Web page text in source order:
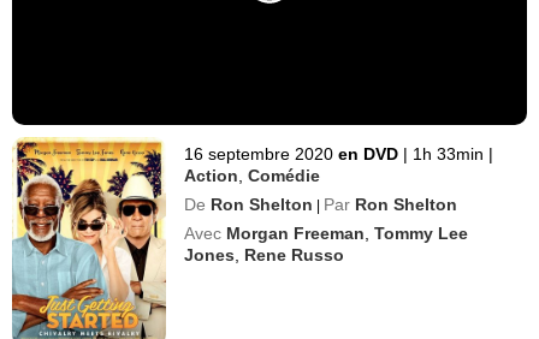
16 septembre 2020 en DVD | 1h 33min |
Action ,Comédie
De Ron Shelton | Par Ron Shelton
Avec Morgan Freeman ,Tommy Lee
Jones
Rene Russo